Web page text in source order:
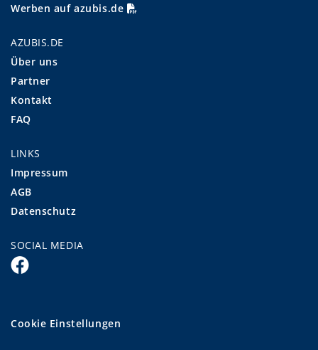
Werben auf azubis.de
AZUBIS.DE
Über uns
Partner
Kontakt
FAQ
LINKS
Impressum
AGB
Datenschutz
SOCIAL MEDIA
Cookie Einstellungen